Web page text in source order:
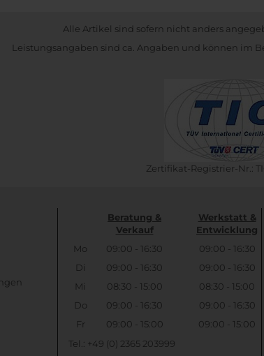
Alle Artikel sind sofern nicht anders
Leistungsangaben sind ca. Angaben und können im
Zertifikat-Registrier-Nr.: TIC
Beratung &
Verkauf
Werkstatt &
Entwicklung
Mo
09:00 - 16:30
09:00 - 16:30
Di
09:00 - 16:30
09:00 - 16:30
Mi
08:30 - 15:00
08:30 - 15:00
Do
09:00 - 16:30
09:00 - 16:30
Fr
09:00 - 15:00
09:00 - 15:00
Tel.: +49 (0) 2365 203999